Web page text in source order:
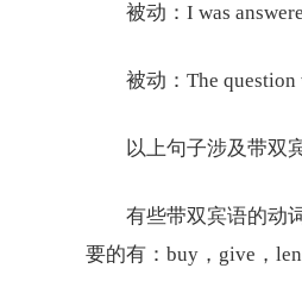
被动：I was
被动：The question
以上句子涉及带双宾
有些带双宾语的动词
要的有：buy，give，